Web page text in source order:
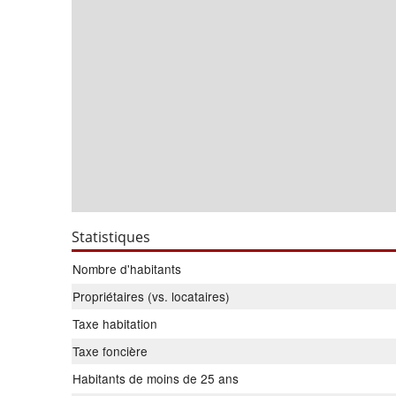
Statistiques
Nombre d'habitants
Propriétaires (vs. locataires)
Taxe habitation
Taxe foncière
Habitants de moins de 25 ans